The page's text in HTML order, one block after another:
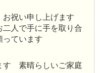
祝い申し上げます
人で手に手を取り合
っています
す 素晴らしいご家庭